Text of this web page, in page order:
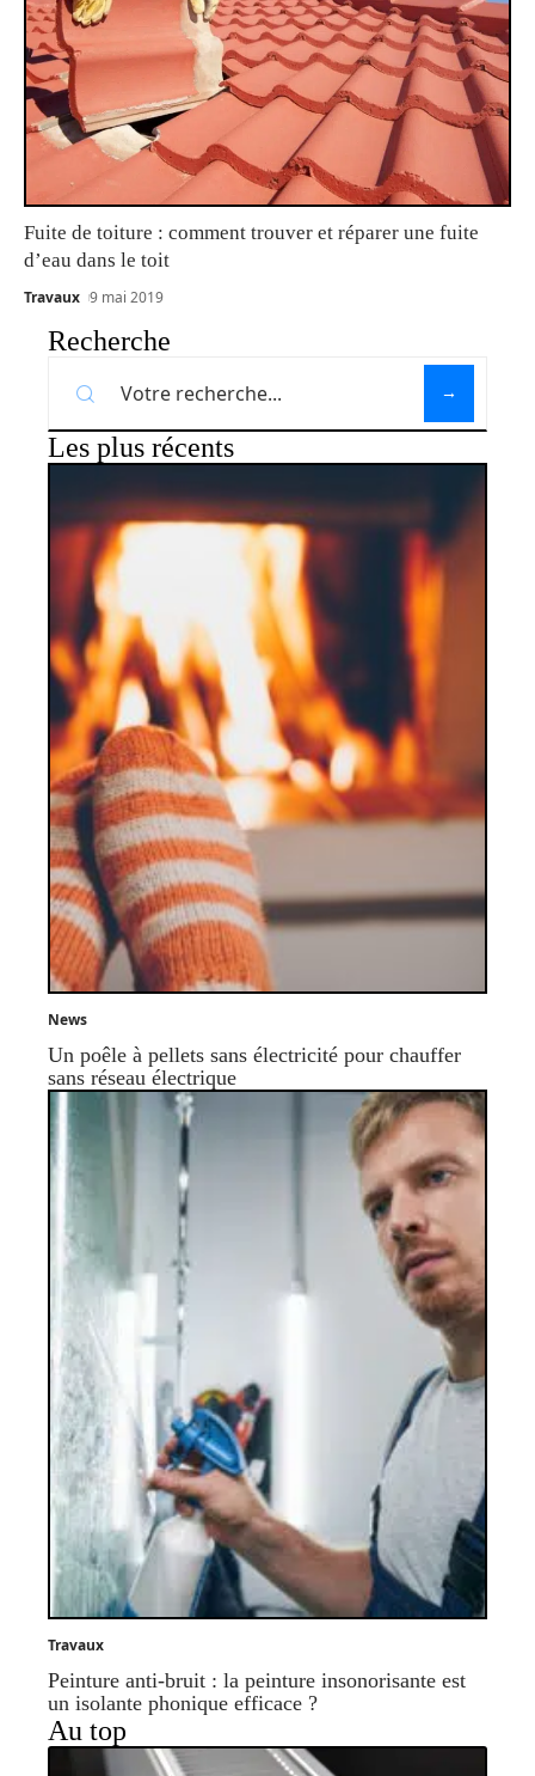
Fuite de toiture : comment trouver et réparer une fuite
d’eau dans le toit
Travaux 9 mai 2019
Recherche
Les plus récents
News
Un poêle à pellets sans électricité pour chauffer
sans réseau électrique
Travaux
Peinture anti-bruit : la peinture insonorisante est
un isolante phonique efficace ?
Au top